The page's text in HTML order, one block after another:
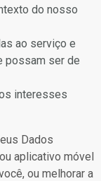
do nosso
ao serviço e
possam ser de
interesses
Dados
aplicativo móvel
ou melhorar a